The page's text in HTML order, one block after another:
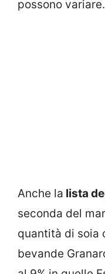
possono variare.
Anche la lista
seconda del
quantità di soia
bevande